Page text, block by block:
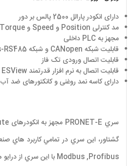
دارای انکودر پارالل 2500 پالس بر دور
مد کنترلی Position و Speed و Torque
مجهز به PLC داخلی
قابلیت شبکه CANopen و شبکه Modbus-RS485
قابلیت اتصال ورودی تک فاز
قابلیت اتصال به نرم افزار قدرتمند ESView با امکان تنظیم پارامترها، تنظیمات Gain و مشاهده آلارم ها، ورودی ها و خروجی ها
دارای کاسه نمد روغنی و کانکتورهای ضد آب
Modbus ,Profibus‌ با اين سري از درايو ها ارتباط شبكه برقرار نمود.